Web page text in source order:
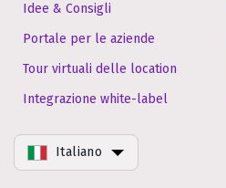
Idee & Consigli
Portale per le aziende
Tour virtuali delle location
Integrazione white-label
Italiano